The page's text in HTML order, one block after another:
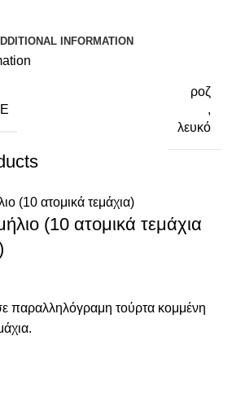
INFORMATION
ροζ
,
λευκό
(10 ατομικά τεμάχια
παραλληλόγραμη τούρτα κομμένη